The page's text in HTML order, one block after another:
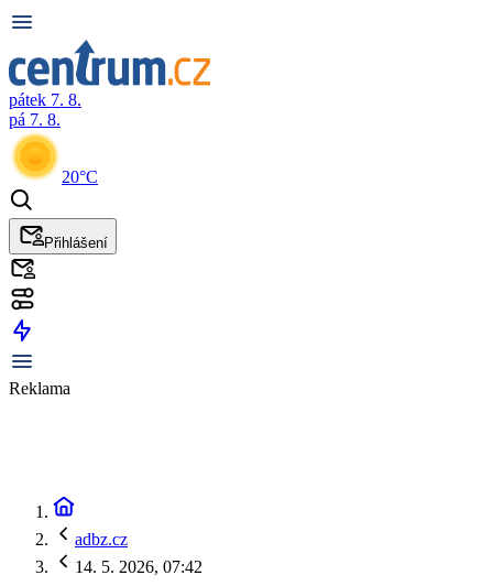
pátek 7. 8.
pá 7. 8.
20°C
Přihlášení
Reklama
adbz.cz
14. 5. 2026, 07:42